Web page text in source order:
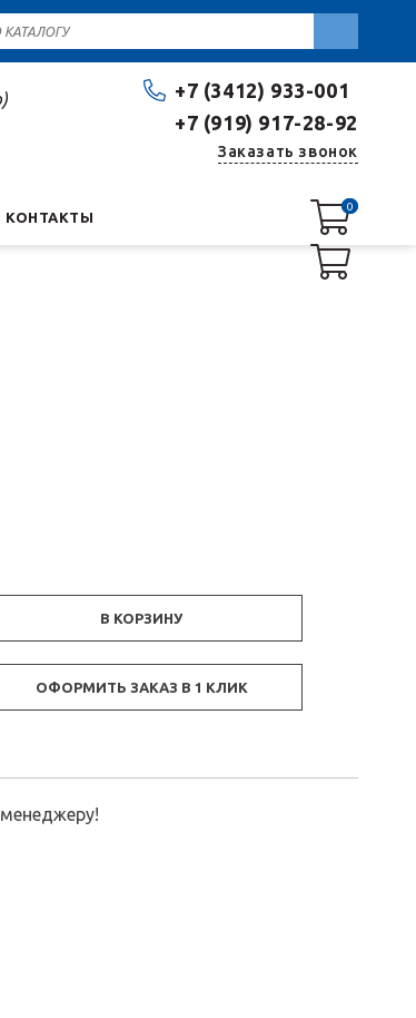
+7 (3412) 933-001
+7 (919) 917-28-92
Заказать звонок
КОНТАКТЫ
0
0
В КОРЗИНУ
ОФОРМИТЬ ЗАКАЗ В 1 КЛИК